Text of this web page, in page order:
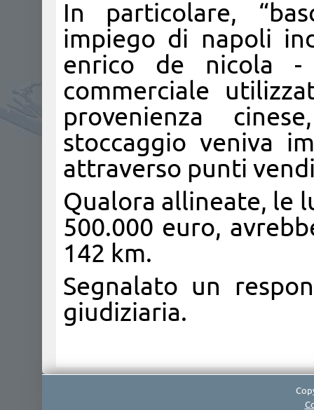
In particolare,
impiego di napoli
enrico de nicola
commerciale
provenienza
stoccaggio veniva
attraverso punti
Qualora allineate, le
500.000 euro,
142 km.
Segnalato un
giudiziaria.